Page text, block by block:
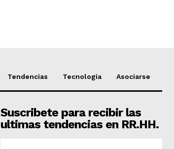
Tendencias Tecnologia Asociarse
Suscribete para recibir las
ultimas tendencias en RR.HH.